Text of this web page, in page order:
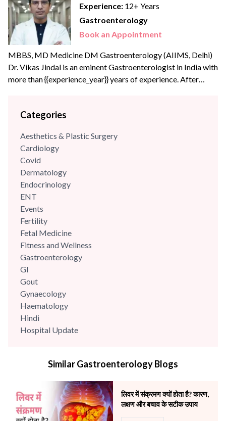
Experience: 12+ Years
Gastroenterology
Book an Appointment
MBBS, MD Medicine DM Gastroenterology (AIIMS, Delhi)
Dr. Vikas Jindal is an eminent Gastroenterologist in India with
more than {{experience_year}} years of experience. After
joined PGI Chandigarh, Department of Hepatology as a
from AIIMS,...
Categories
Aesthetics & Plastic Surgery
Cardiology
Covid
Dermatology
Endocrinology
ENT
Events
Fertility
Fetal Medicine
Fitness and Wellness
Gastroenterology
GI
Gout
Gynaecology
Haematology
Hindi
Hospital Update
Mental Health
Neonatology & Paediatrics
Nephrology & Dialysis
Neurology
Similar Gastroenterology Blogs
लिवर में संक्रमण क्यों होता है? कारण,
लक्षण और बचाव के सटीक उपाय